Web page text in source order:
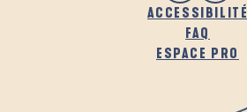
ACCESSIBILITÉ
FAQ
ESPACE PRO